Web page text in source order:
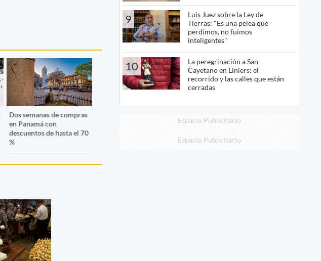
Dos semanas de compras
en Panamá con
descuentos de hasta el 70
%
9
Luis Juez sobre la Ley de
Tierras: "Es una pelea que
perdimos, no fuimos
inteligentes"
10
La peregrinación a San
Cayetano en Liniers: el
recorrido y las calles que están
cerradas
Espacio Publicitario
Espacio Publicitario